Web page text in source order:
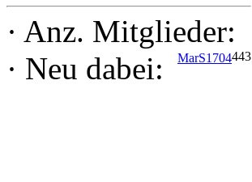
· Anz. Mitglieder:
443
· Neu dabei: MarS1704